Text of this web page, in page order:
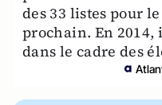
des 33 listes pour
prochain. En
dans le cadre des